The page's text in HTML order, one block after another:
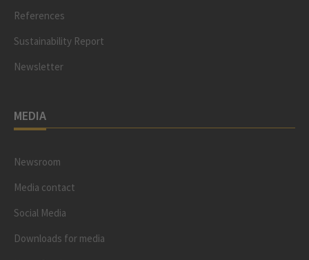
References
Sustainability Report
Newsletter
MEDIA
Newsroom
Media contact
Social Media
Downloads for media